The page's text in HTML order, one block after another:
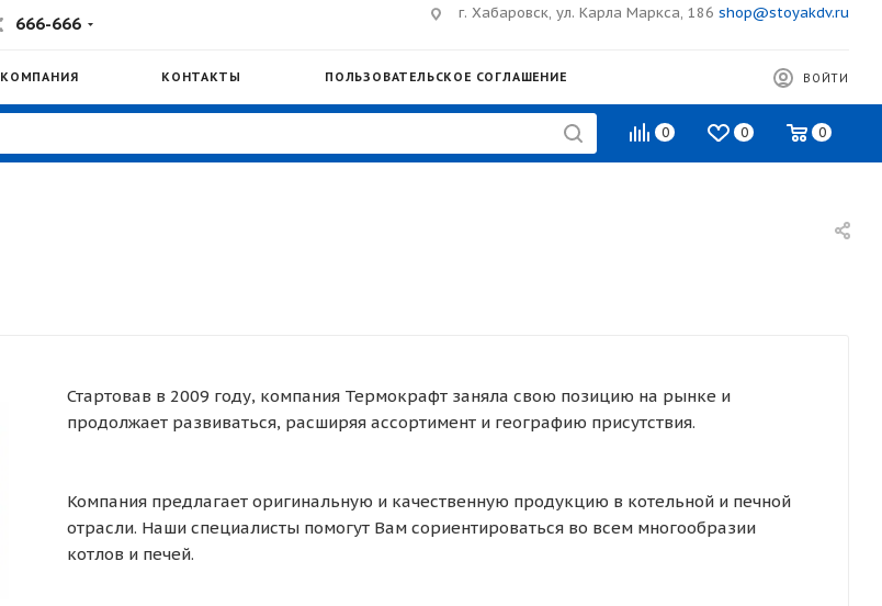
666-666
г. Хабаровск, ул. Карла Маркса, 186 shop@stoyakdv.ru
КОМПАНИЯ КОНТАКТЫ ПОЛЬЗОВАТЕЛЬСКОЕ СОГЛАШЕНИЕ ВОЙТИ
0 0 0
Стартовав в 2009 году, компания Термокрафт заняла свою позицию на рынке и
продолжает развиваться, расширяя ассортимент и географию присутствия.
Компания предлагает оригинальную и качественную продукцию в котельной и печной
отрасли. Наши специалисты помогут Вам сориентироваться во всем многообразии
котлов и печей.